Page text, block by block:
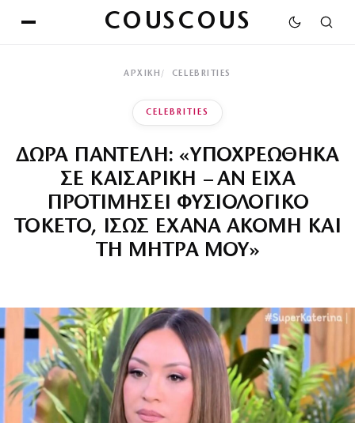
COUSCOUS
ΑΡΧΙΚΉ CELEBRITIES
CELEBRITIES
ΔΩΡΑ ΠΑΝΤΕΛΗ: «ΥΠΟΧΡΕΩΘΗΚΑ
ΣΕ ΚΑΙΣΑΡΙΚΗ – ΑΝ ΕΙΧΑ
ΠΡΟΤΙΜΗΣΕΙ ΦΥΣΙΟΛΟΓΙΚΟ
ΤΟΚΕΤΟ, ΙΣΩΣ ΕΧΑΝΑ ΑΚΟΜΗ ΚΑΙ
ΤΗ ΜΗΤΡΑ ΜΟΥ»